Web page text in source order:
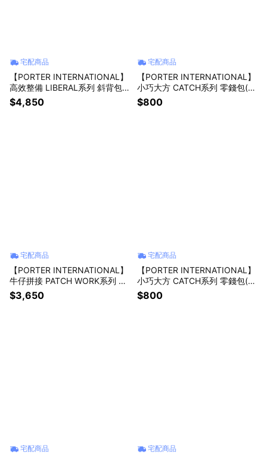
宅配商品
【PORTER INTERNATIONAL】
高效整備 LIBERAL系列 斜背包
(黑色)
$4,850
宅配商品
【PORTER INTERNATIONAL】
小巧大方 CATCH系列 零錢包(灰
色)
$800
宅配商品
【PORTER INTERNATIONAL】
牛仔拼接 PATCH WORK系列 斜
背包(黑色)
$3,650
宅配商品
【PORTER INTERNATIONAL】
小巧大方 CATCH系列 零錢包(森
林綠)
$800
宅配商品 宅配商品